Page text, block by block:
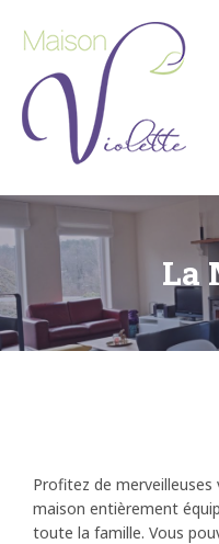
Maison
Violette
Maison
de
vacances
(Durbuy)
La
Profitez de
maison entièrement
toute la famille. Vous